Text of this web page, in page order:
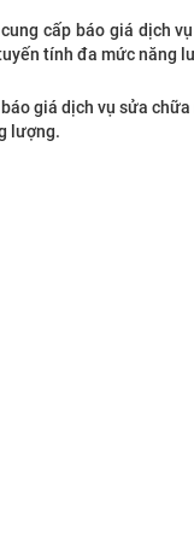
cấp báo giá dịch
tính đa mức năng
giá dịch vụ sửa
lượng.